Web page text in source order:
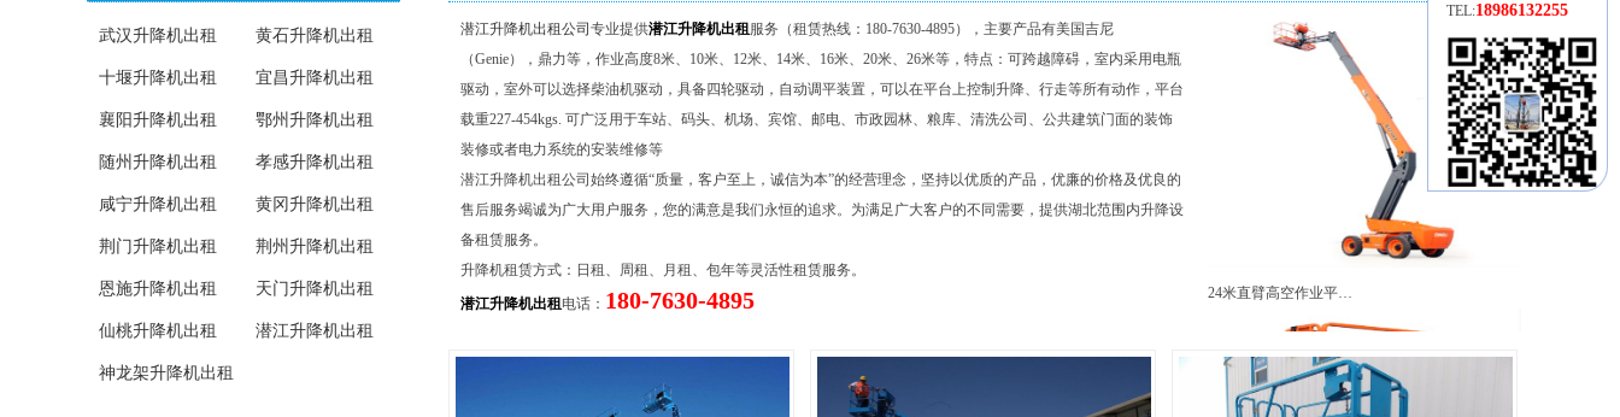
武汉升降机出租 黄石升降机出租
十堰升降机出租 宜昌升降机出租
襄阳升降机出租 鄂州升降机出租
随州升降机出租 孝感升降机出租
咸宁升降机出租 黄冈升降机出租
荆门升降机出租 荆州升降机出租
恩施升降机出租 天门升降机出租
仙桃升降机出租 潜江升降机出租
神龙架升降机出租
24米直臂高空作业平…
潜江升降机出租公司 专业提供潜江升降机出租服务（租赁热线：180-7630-4895），主要产品有美国吉尼
（Genie），鼎力等，作业高度8米、10米、12米、14米、16米、20米、26米等，特点：可跨越障碍，室内采用电瓶
驱动，室外可以选择柴油机驱动，具备四轮驱动，自动调平装置，可以在平台上控制升降、行走等所有动作，平台
载重227-454kgs. 可广泛用于车站、码头、机场、宾馆、邮电、市政园林、粮库、清洗公司、公共建筑门面的装饰
装修或者电力系统的安装维修等
潜江升降机出租公司始终遵循“质量，客户至上，诚信为本”的经营理念，坚持以优质的产品，优廉的价格及优良的
售后服务竭诚为广大用户服务，您的满意是我们永恒的追求。为满足广大客户的不同需要，提供湖北范围内升降设
备租赁服务。
升降机租赁方式：日租、周租、月租、包年等灵活性租赁服务。
潜江升降机出租电话： 180-7630-4895
TEL:18986132255